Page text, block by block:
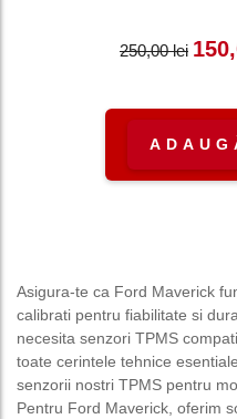
250,00lei
Asigura-te ca Ford Maverick
calibrati pentru fiabilitate si
necesita senzori TPMS
toate cerintele tehnice
senzorii nostri TPMS pentru
Pentru Ford Maverick, oferim